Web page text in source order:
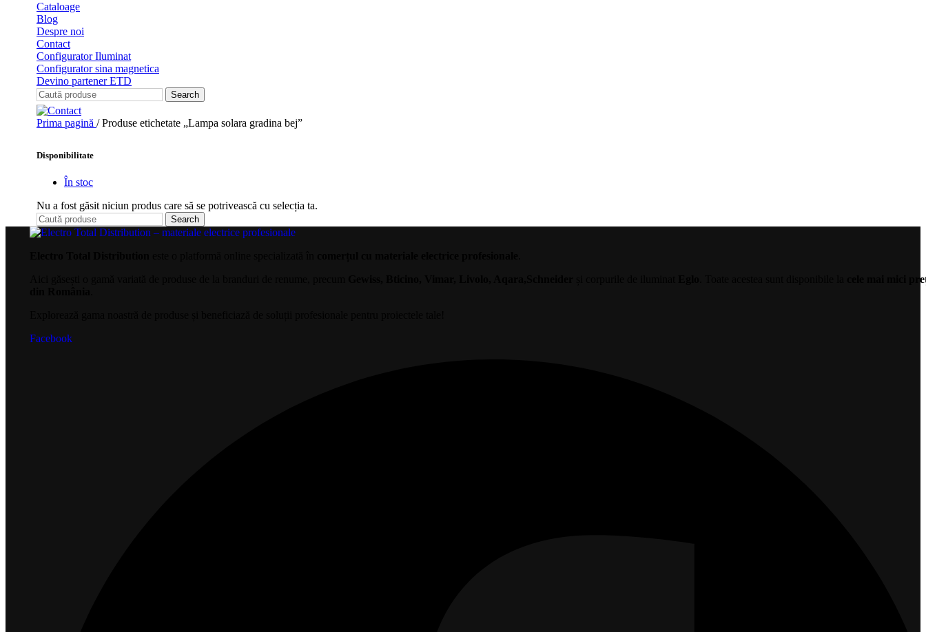
Cataloage
Blog
Despre noi
Contact
Configurator Iluminat
Configurator sina magnetica
Devino partener ETD
Search
Prima pagină / Produse etichetate „Lampa solara gradina bej”
Disponibilitate
În stoc
Nu a fost găsit niciun produs care să se potrivească cu selecția ta.
Search
cele mai mici
Facebook